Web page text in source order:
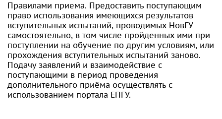
Правилами приема. Предоставить поступающим
право использования имеющихся результатов
вступительных испытаний, проводимых НовГУ
самостоятельно, в том числе пройденных ими при
поступлении на обучение по другим условиям, или
прохождения вступительных испытаний заново.
Подачу заявлений и взаимодействие с
поступающими в период проведения
дополнительного приёма осуществлять с
использованием портала ЕПГУ.